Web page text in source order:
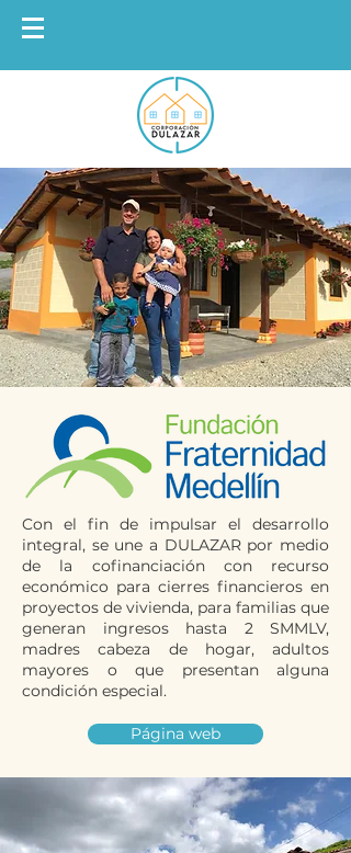
Con el fin de impulsar el desarrollo
integral, se une a DULAZAR por medio
de la cofinanciación con recurso
económico para cierres financieros en
proyectos de vivienda, para familias que
generan ingresos hasta 2 SMMLV,
madres cabeza de hogar, adultos
mayores o que presentan alguna
condición especial.
Página web